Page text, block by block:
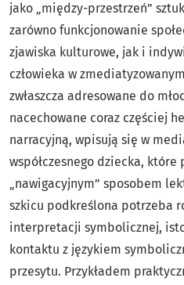
jako „między-przestrzeń”
zarówno funkcjonowanie
zjawiska kulturowe, jak i
człowieka w
zwłaszcza adresowane do
nacechowane coraz częściej
narracyjną, wpisują się w
współczesnego dziecka, które
„nawigacyjnym” sposobem
szkicu podkreślona potrzeba
interpretacji symbolicznej,
kontaktu z językiem
przesytu. Przykładem